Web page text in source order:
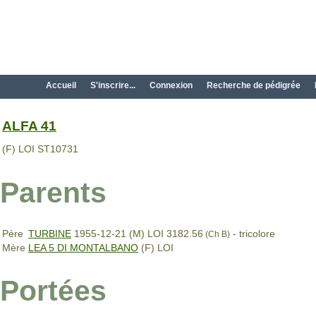
Accueil S'inscrire... Connexion Recherche de pédigrée
ALFA 41
(F) LOI ST10731
Parents
Père TURBINE 1955-12-21 (M) LOI 3182.56 (Ch B) - tricolore
Mère LEA 5 DI MONTALBANO (F) LOI
Portées